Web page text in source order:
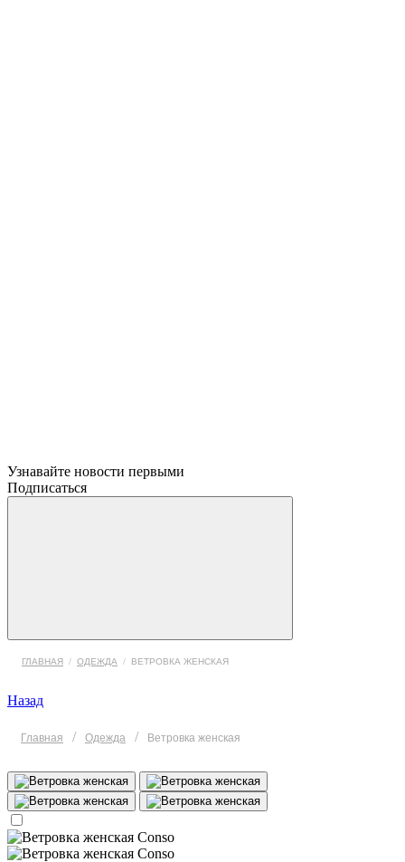
Узнавайте новости первыми
Подписаться
ГЛАВНАЯ / ОДЕЖДА / ВЕТРОВКА ЖЕНСКАЯ
Назад
Главная / Одежда / Ветровка женская